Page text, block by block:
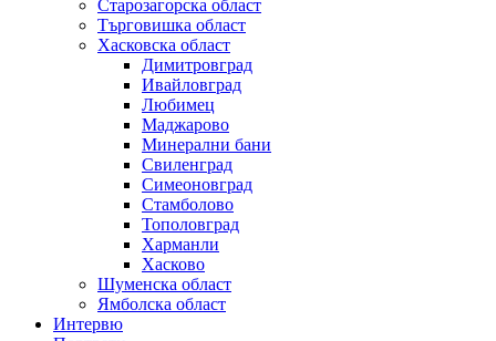
Старозагорска област
Търговишка област
Хасковска област
Димитровград
Ивайловград
Любимец
Маджарово
Минерални бани
Свиленград
Симеоновград
Стамболово
Тополовград
Харманли
Хасково
Шуменска област
Ямболска област
Интервю